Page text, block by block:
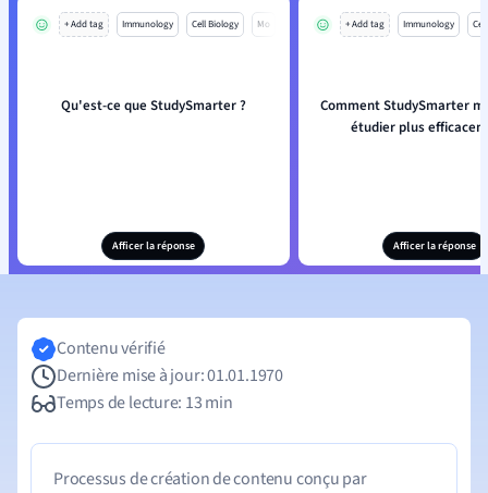
+ Add tag Immunology Cell Biology Mo
Qu'est-ce que StudySmarter ?
Afficer la réponse
+ Add tag Immunology
Comment StudySmarter
étudier plus
Afficer la réponse
Contenu vérifié
Dernière mise à jour: 01.01.1970
Temps de lecture: 13 min
Processus de création de contenu conçu par